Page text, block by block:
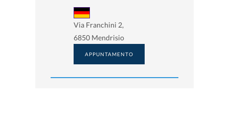
Via Franchini 2,
6850 Mendrisio
APPUNTAMENTO